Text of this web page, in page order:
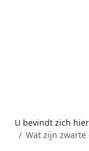
U bevindt zich
Wat zijn zwarte